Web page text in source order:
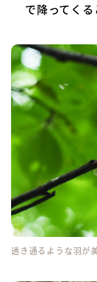
で降ってくる
透き通るような羽が